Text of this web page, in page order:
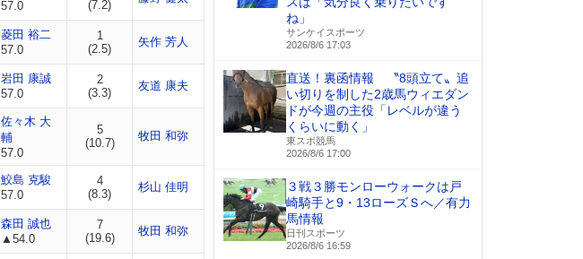
57.0
(7.2)
菱田 裕二
57.0
1
(2.5)
矢作 芳人
岩田 康誠
57.0
2
(3.3)
友道 康夫
佐々木 大
輔
57.0
5
(10.7)
牧田 和弥
鮫島 克駿
57.0
4
(8.3)
杉山 佳明
森田 誠也
▲54.0
7
(19.6)
牧田 和弥
ね」
サンケイスポーツ
2026/8/6 17:03
直送！裏函情報 〝8頭立て〟追
い切りを制した2歳馬ウィエダン
ドが今週の主役「レベルが違う
くらいに動く」
東スポ競馬
2026/8/6 17:00
３戦３勝モンローウォークは戸
崎騎手と9・13ローズＳへ／有力
馬情報
日刊スポーツ
2026/8/6 16:59